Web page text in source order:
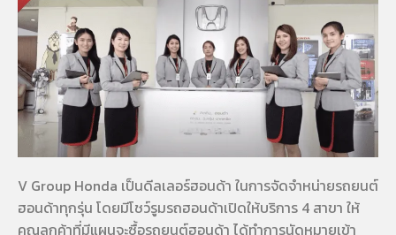
V Group Honda เป็นดีลเลอร์ฮอนด้า ในการจัดจำหน่ายรถยนต์
ฮอนด้าทุกรุ่น โดยมีโชว์รูมรถฮอนด้าเปิดให้บริการ 4 สาขา ให้
คุณลูกค้าที่มีแผนจะซื้อรถยนต์ฮอนด้า ได้ทำการนัดหมายเข้า